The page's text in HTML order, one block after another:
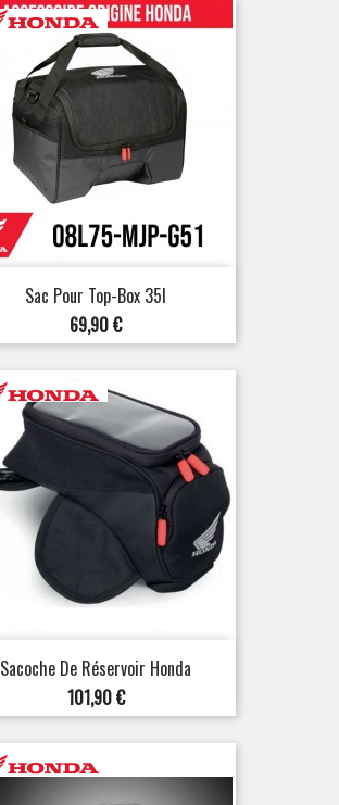
Sac Pour Top-Box 35l
Prix
69,90 €
Sacoche De Réservoir Honda
Prix
101,90 €